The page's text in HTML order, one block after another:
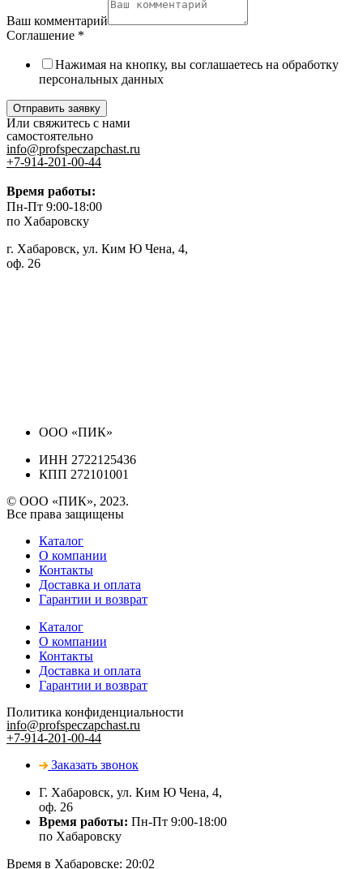
Ваш комментарий
Соглашение *
Нажимая на кнопку, вы соглашаетесь на обработку
персональных данных
Отправить заявку
Или свяжитесь с нами
самостоятельно
info@profspeczapchast.ru
+7-914-201-00-44
Время работы:
Пн-Пт 9:00-18:00
по Хабаровску
г. Хабаровск, ул. Ким Ю Чена, 4,
оф. 26
ООО «ПИК»
ИНН 2722125436
КПП 272101001
© ООО «ПИК», 2023.
Все права защищены
Каталог
О компании
Контакты
Доставка и оплата
Гарантии и возврат
Каталог
О компании
Контакты
Доставка и оплата
Гарантии и возврат
Политика конфиденциальности
info@profspeczapchast.ru
+7-914-201-00-44
Заказать звонок
Г. Хабаровск, ул. Ким Ю Чена, 4,
оф. 26
Время работы: Пн-Пт 9:00-18:00
по Хабаровску
Время в Хабаровске: 20:02